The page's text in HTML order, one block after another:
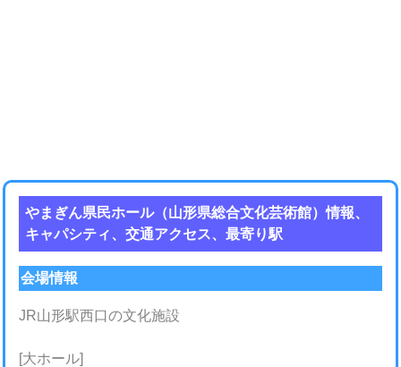
やまぎん県民ホール（山形県総合文化芸術館）情報、
キャパシティ、交通アクセス、最寄り駅
会場情報
JR山形駅西口の文化施設
[大ホール]